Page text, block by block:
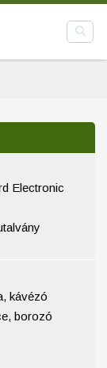
Electronic
kávézó
borozó